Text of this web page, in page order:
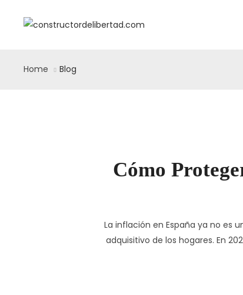
Home Blog
Cómo
La inflación en España ya no es
adquisitivo de los hogares. En